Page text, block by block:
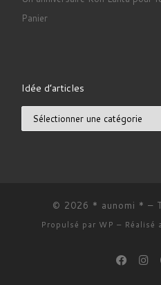
Panier
Idée d’articles
© 2026 * aunomi * –
Propulsé par WP – Réalisé